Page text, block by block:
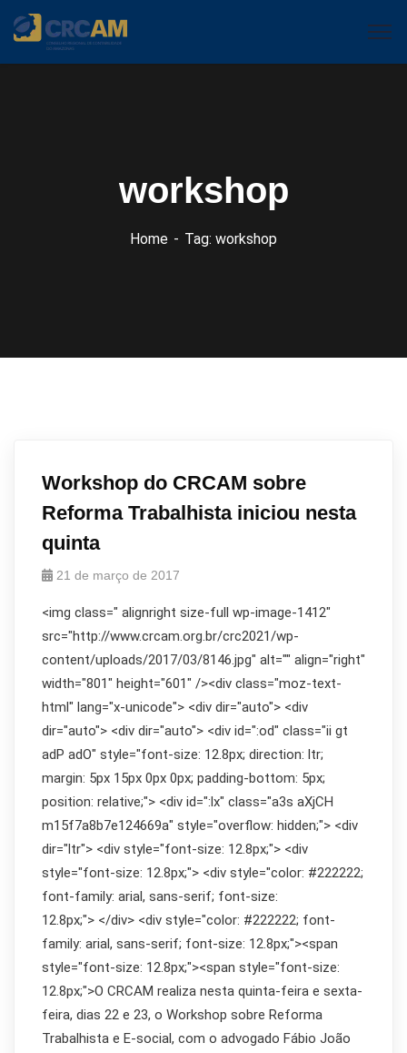
workshop
Home Tag: workshop
Workshop do CRCAM sobre
Reforma Trabalhista iniciou nesta
quinta
21 de março de 2017
<img class=" alignright size-full wp-image-1412"
src="http://www.crcam.org.br/crc2021/wp-
content/uploads/2017/03/8146.jpg" alt="" align="right"
width="801" height="601" /><div class="moz-text-
html" lang="x-unicode"> <div dir="auto"> <div
dir="auto"> <div dir="auto"> <div id=":od" class="ii gt
adP adO" style="font-size: 12.8px; direction: ltr;
margin: 5px 15px 0px 0px; padding-bottom: 5px;
position: relative;"> <div id=":lx" class="a3s aXjCH
m15f7a8b7e124669a" style="overflow: hidden;"> <div
dir="ltr"> <div style="font-size: 12.8px;"> <div
style="font-size: 12.8px;"> <div style="color: #222222;
font-family: arial, sans-serif; font-size:
12.8px;"> </div> <div style="color: #222222; font-
family: arial, sans-serif; font-size: 12.8px;"><span
style="font-size: 12.8px;"><span style="font-size:
12.8px;">O CRCAM realiza nesta quinta-feira e sexta-
feira, dias 22 e 23, o Workshop sobre Reforma
Trabalhista e E-social, com o advogado Fábio João